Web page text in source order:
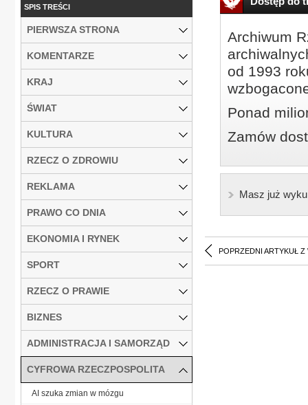
Archiwum
od 1993
Ponad
Zamów
Masz już
POPRZEDNI ARTYKUŁ Z
SPIS TREŚCI
PIERWSZA STRONA
KOMENTARZE
KRAJ
ŚWIAT
KULTURA
RZECZ O ZDROWIU
REKLAMA
PRAWO CO DNIA
EKONOMIA I RYNEK
SPORT
RZECZ O PRAWIE
BIZNES
ADMINISTRACJA I SAMORZĄD
CYFROWA RZECZPOSPOLITA
AI szuka zmian w mózgu